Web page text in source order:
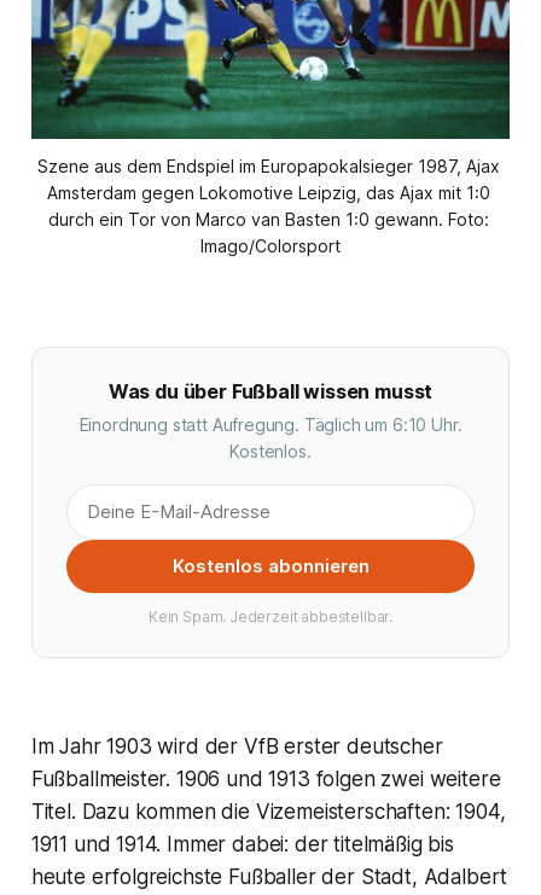
Szene aus dem Endspiel im Europapokalsieger 1987, Ajax
Amsterdam gegen Lokomotive Leipzig, das Ajax mit 1:0
durch ein Tor von Marco van Basten 1:0 gewann. Foto:
Imago/Colorsport
Was du über Fußball wissen musst
Einordnung statt Aufregung. Täglich um 6:10 Uhr.
Kostenlos.
Kostenlos abonnieren
Kein Spam. Jederzeit abbestellbar.
Im Jahr 1903 wird der VfB erster deutscher
Fußballmeister. 1906 und 1913 folgen zwei weitere
Titel. Dazu kommen die Vizemeisterschaften: 1904,
1911 und 1914. Immer dabei: der titelmäßig bis
heute erfolgreichste Fußballer der Stadt, Adalbert